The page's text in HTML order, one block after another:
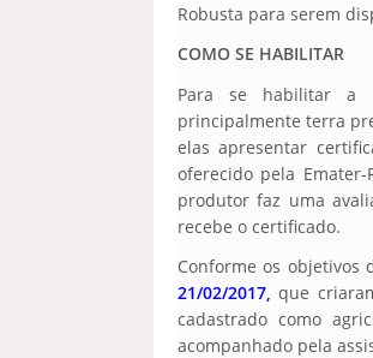
Robusta para serem
COMO SE HABILITAR
Para se habilitar a
principalmente terra
elas apresentar
oferecido pela
produtor faz uma
recebe o certificado.
Conforme os objetivos
21/02/2017,que
cadastrado como
acompanhado pela